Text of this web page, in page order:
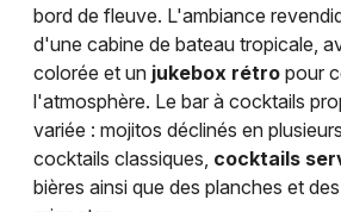
33 - Gironde
Choisir mes départements
Mon email
bord de fleuve. L'ambiance
d'une cabine de bateau tropicale,
colorée et un jukebox rétro pour
l'atmosphère. Le bar à cocktails
variée : mojitos déclinés en
cocktails classiques, cocktails
bières ainsi que des planches et